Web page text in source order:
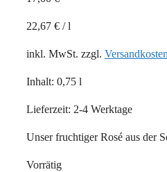
22,67 € /l
inkl. MwSt. zzgl.
Inhalt: 0,75 l
Lieferzeit: 2-4 Werktage
Unser fruchtiger Rosé aus der
Vorrätig